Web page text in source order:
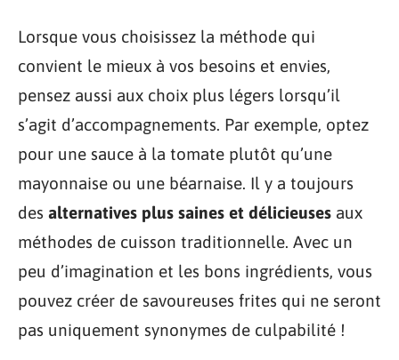
Lorsque vous choisissez la méthode qui
convient le mieux à vos besoins et envies,
pensez aussi aux choix plus légers lorsqu’il
s’agit d’accompagnements. Par exemple, optez
pour une sauce à la tomate plutôt qu’une
mayonnaise ou une béarnaise. Il y a toujours
des alternatives plus saines et délicieuses aux
méthodes de cuisson traditionnelle. Avec un
peu d’imagination et les bons ingrédients, vous
pouvez créer de savoureuses frites qui ne seront
pas uniquement synonymes de culpabilité !